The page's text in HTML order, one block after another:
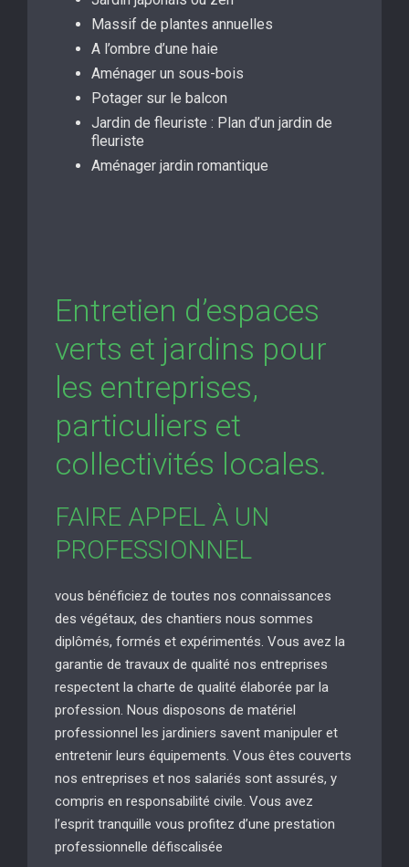
Massif de plantes annuelles
A l’ombre d’une haie
Aménager un sous-bois
Potager sur le balcon
Jardin de fleuriste : Plan d’un jardin de
fleuriste
Aménager jardin romantique
Entretien d’espaces
verts et jardins pour
les entreprises,
particuliers et
collectivités locales.
FAIRE APPEL À UN
PROFESSIONNEL
vous bénéficiez de toutes nos connaissances
des végétaux, des chantiers nous sommes
diplômés, formés et expérimentés. Vous avez la
garantie de travaux de qualité nos entreprises
respectent la charte de qualité élaborée par la
profession. Nous disposons de matériel
professionnel les jardiniers savent manipuler et
entretenir leurs équipements. Vous êtes couverts
nos entreprises et nos salariés sont assurés, y
compris en responsabilité civile. Vous avez
l’esprit tranquille vous profitez d’une prestation
professionnelle défiscalisée